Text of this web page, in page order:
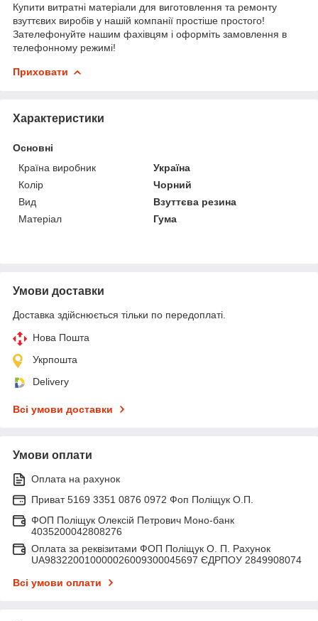
Купити витратні матеріали для виготовлення та ремонту
взуттєвих виробів у нашій компанії простіше простого!
Зателефонуйте нашим фахівцям і оформіть замовлення в
телефонному режимі!
Приховати
Характеристики
Основні
Країна виробник
Україна
Колір
Чорний
Вид
Взуттєва резина
Матеріал
Гума
Умови доставки
Доставка здійснюється тільки по передоплаті.
Нова Пошта
Укрпошта
Delivery
Всі умови доставки
Умови оплати
Оплата на рахунок
Приват 5169 3351 0876 0972 Фоп Поліщук О.П.
ФОП Поліщук Олексій Петрович Моно-банк
4035200042808276
Оплата за реквізитами ФОП Поліщук О. П. Рахунок
UA983220010000026009300045697 ЄДРПОУ 2849908074
Всі умови оплати